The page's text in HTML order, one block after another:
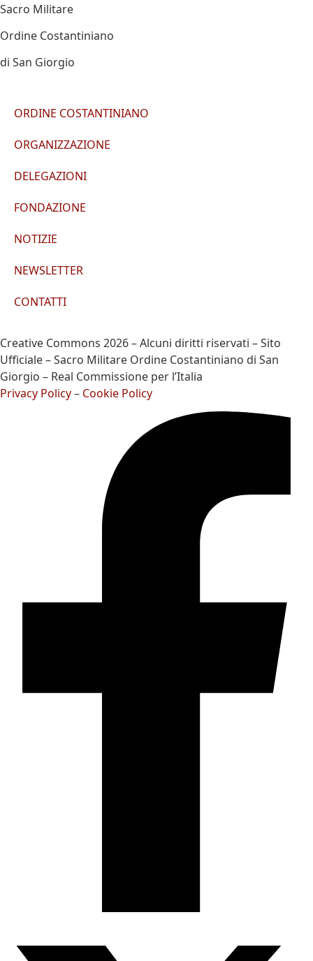
Sacro Militare
Ordine Costantiniano
di San Giorgio
ORDINE COSTANTINIANO
ORGANIZZAZIONE
DELEGAZIONI
FONDAZIONE
NOTIZIE
NEWSLETTER
CONTATTI
Creative Commons 2026 – Alcuni diritti riservati – Sito
Ufficiale – Sacro Militare Ordine Costantiniano di San
Giorgio – Real Commissione per l’Italia
Privacy Policy– Cookie Policy